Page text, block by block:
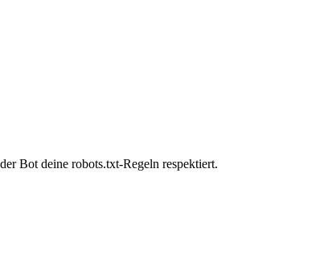
Bot deine robots.txt-Regeln respektiert.